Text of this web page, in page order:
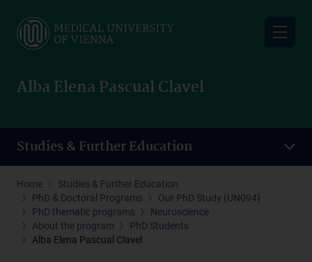
main
Alba Elena Pascual Clavel
Studies & Further Education
Home
Studies & Further Education
PhD & Doctoral Programs
Our PhD Study (UN094)
PhD thematic programs
Neuroscience
About the program
PhD Students
Alba Elena Pascual Clavel